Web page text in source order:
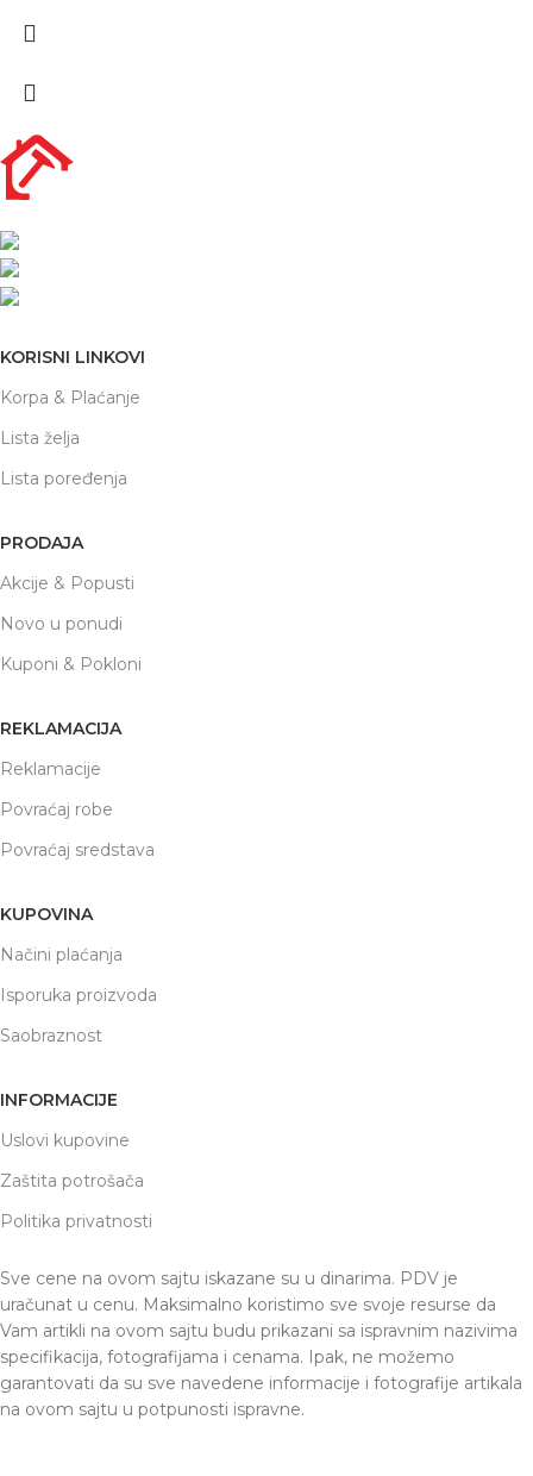
KORISNI LINKOVI
Korpa & Plaćanje
Lista želja
Lista poređenja
PRODAJA
Akcije & Popusti
Novo u ponudi
Kuponi & Pokloni
REKLAMACIJA
Reklamacije
Povraćaj robe
Povraćaj sredstava
KUPOVINA
Načini plaćanja
Isporuka proizvoda
Saobraznost
INFORMACIJE
Uslovi kupovine
Zaštita potrošača
Politika privatnosti
Sve cene na ovom sajtu iskazane su u dinarima. PDV je
uračunat u cenu. Maksimalno koristimo sve svoje resurse da
Vam artikli na ovom sajtu budu prikazani sa ispravnim nazivima
specifikacija, fotografijama i cenama. Ipak, ne možemo
garantovati da su sve navedene informacije i fotografije artikala
na ovom sajtu u potpunosti ispravne.